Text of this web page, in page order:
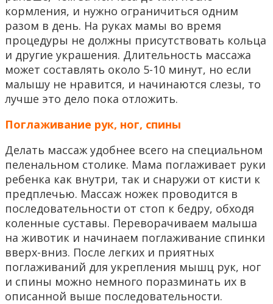
кормления, и нужно ограничиться одним
разом в день. На руках мамы во время
процедуры не должны присутствовать кольца
и другие украшения. Длительность массажа
может составлять около 5-10 минут, но если
малышу не нравится, и начинаются слезы, то
лучше это дело пока отложить.
Поглаживание рук, ног, спины
Делать массаж удобнее всего на специальном
пеленальном столике. Мама поглаживает руки
ребенка как внутри, так и снаружи от кисти к
предплечью. Массаж ножек проводится в
последовательности от стоп к бедру, обходя
коленные суставы. Переворачиваем малыша
на животик и начинаем поглаживание спинки
вверх-вниз. После легких и приятных
поглаживаний для укрепления мышц рук, ног
и спины можно немного поразминать их в
описанной выше последовательности.